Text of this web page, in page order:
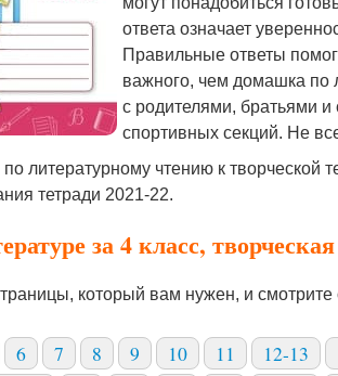
ответа означает
Правильные ответы
важного, чем домашка по
с родителями, братьями и
спортивных секций. Не
литературному чтению к творческой
тетради 2021-22.
за 4 класс,
который вам нужен, и смотрите
6 7 8 9 10 11 12-13